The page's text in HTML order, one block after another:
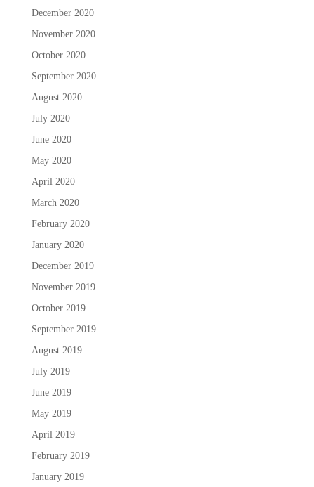
December 2020
November 2020
October 2020
September 2020
August 2020
July 2020
June 2020
May 2020
April 2020
March 2020
February 2020
January 2020
December 2019
November 2019
October 2019
September 2019
August 2019
July 2019
June 2019
May 2019
April 2019
February 2019
January 2019